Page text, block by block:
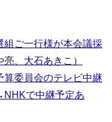
組ご一行様が本会議採
、大石あきこ）
算委員会のテレビ中継
で中継予定あ